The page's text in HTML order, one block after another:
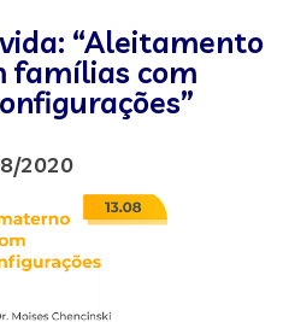
“Aleitamento
famílias com
2020